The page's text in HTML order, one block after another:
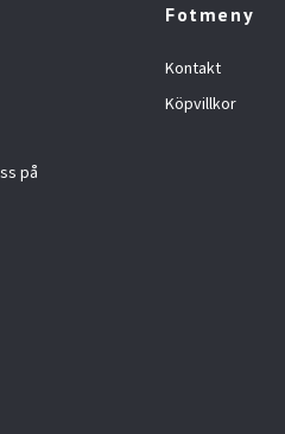
på
Fotmeny
Kontakt
Köpvillkor